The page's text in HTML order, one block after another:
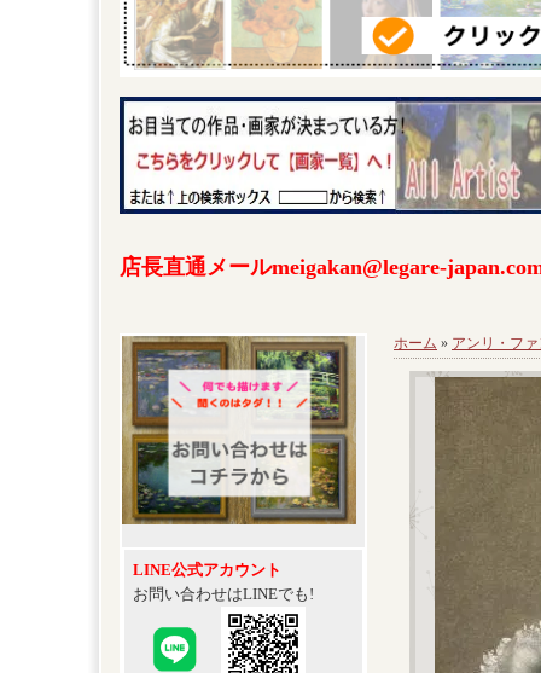
店長直通メールmeigakan@legare-
LINE公式アカウント
お問い合わせはLINEでも!
ホーム » アンリ・フ